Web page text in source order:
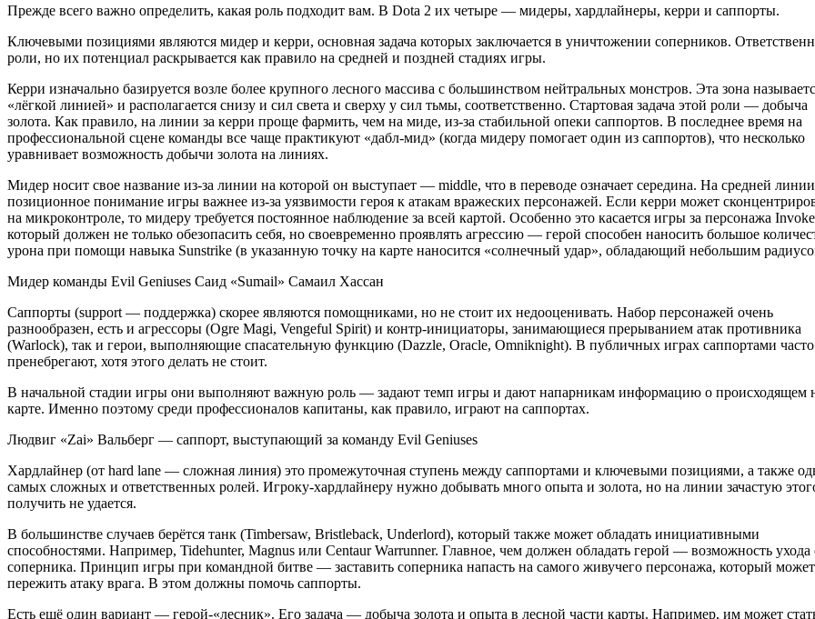
Прежде всего важно определить, какая роль подходит вам. В Dota 2 их четыре — мидеры, хардлайнеры, керри и саппорты.
Ключевыми позициями являются мидер и керри, основная задача которых заключается в уничтожении соперников.
роли, но их потенциал раскрывается как правило на средней и поздней стадиях игры.
Керри изначально базируется возле более крупного лесного массива с большинством нейтральных монстров. Эта зона
«лёгкой линией» и располагается снизу и сил света и сверху у сил тьмы, соответственно. Стартовая задача этой роли — добыча
золота. Как правило, на линии за керри проще фармить, чем на миде, из-за стабильной опеки саппортов. В последнее время на
профессиональной сцене команды все чаще практикуют «дабл-мид» (когда мидеру помогает один из саппортов), что несколько
уравнивает возможность добычи золота на линиях.
Мидер носит свое название из-за линии на которой он выступает — middle, что в переводе означает середина. На средней линии
позиционное понимание игры важнее из-за уязвимости героя к атакам вражеских персонажей. Если керри может
на микроконтроле, то мидеру требуется постоянное наблюдение за всей картой. Особенно это касается игры за персонажа
который должен не только обезопасить себя, но своевременно проявлять агрессию — герой способен наносить большое
урона при помощи навыка Sunstrike (в указанную точку на карте наносится «солнечный удар», обладающий небольшим
Мидер команды Evil Geniuses Саид «Sumail» Самаил Хассан
Саппорты (support — поддержка) скорее являются помощниками, но не стоит их недооценивать. Набор персонажей очень
разнообразен, есть и агрессоры (Ogre Magi, Vengeful Spirit) и контр-инициаторы, занимающиеся прерыванием атак противника
(Warlock), так и герои, выполняющие спасательную функцию (Dazzle, Oracle, Omniknight). В публичных играх саппортами часто
пренебрегают, хотя этого делать не стоит.
В начальной стадии игры они выполняют важную роль — задают темп игры и дают напарникам информацию о происходящем
карте. Именно поэтому среди профессионалов капитаны, как правило, играют на саппортах.
Людвиг «Zai» Вальберг — саппорт, выступающий за команду Evil Geniuses
Хардлайнер (от hard lane — сложная линия) это промежуточная ступень между саппортами и ключевыми позициями, а также
самых сложных и ответственных ролей. Игроку-хардлайнеру нужно добывать много опыта и золота, но на линии зачастую
получить не удается.
В большинстве случаев берётся танк (Timbersaw, Bristleback, Underlord), который также может обладать инициативными
способностями. Например, Tidehunter, Magnus или Centaur Warrunner. Главное, чем должен обладать герой — возможность ухода
соперника. Принцип игры при командной битве — заставить соперника напасть на самого живучего персонажа, который может
пережить атаку врага. В этом должны помочь саппорты.
Есть ещё один вариант — герой-«лесник». Его задача — добыча золота и опыта в лесной части карты. Например, им может